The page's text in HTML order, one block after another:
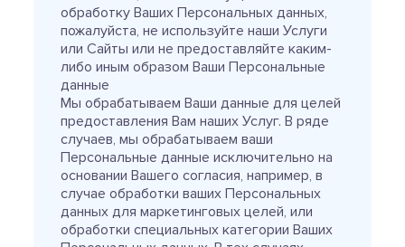
обработку Ваших Персональных данных,
пожалуйста, не используйте наши Услуги
или Сайты или не предоставляйте каким-
либо иным образом Ваши Персональные
данные
Мы обрабатываем Ваши данные для целей
предоставления Вам наших Услуг. В ряде
случаев, мы обрабатываем ваши
Персональные данные исключительно на
основании Вашего согласия, например, в
случае обработки ваших Персональных
данных для маркетинговых целей, или
обработки специальных категории Ваших